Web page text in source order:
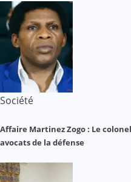
Société
Affaire Martinez Zogo : Le
avocats de la défense